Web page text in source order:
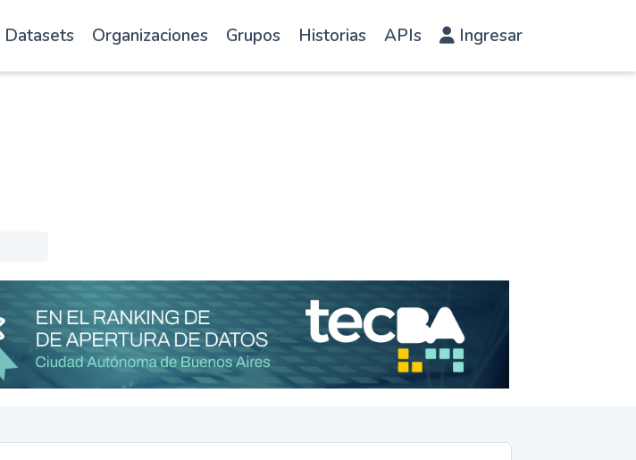
Datasets Organizaciones Grupos Historias APIs Ingresar